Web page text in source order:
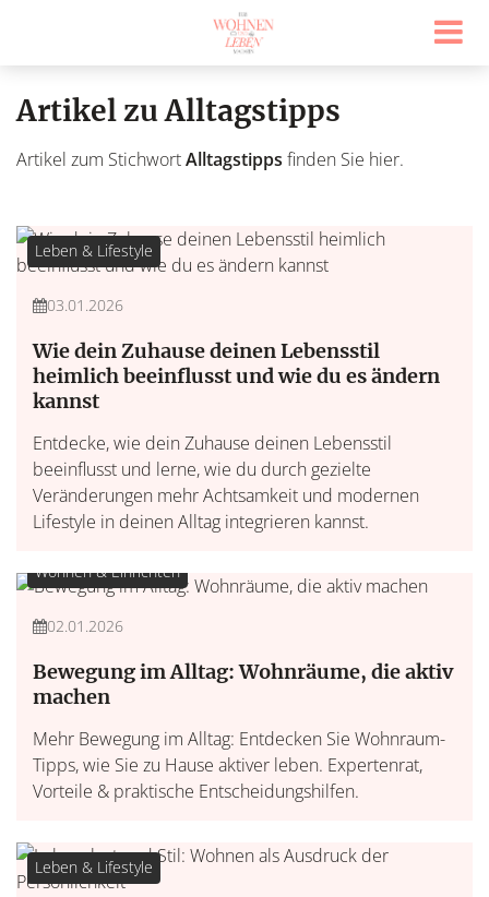
Artikel zu Alltagstipps
Artikel zum StichwortAlltagstipps finden Sie hier.
Leben & Lifestyle
03.01.2026
Wie dein Zuhause deinen Lebensstil
heimlich beeinflusst und wie du es ändern
kannst
Entdecke, wie dein Zuhause deinen Lebensstil
beeinflusst und lerne, wie du durch gezielte
Veränderungen mehr Achtsamkeit und modernen
Lifestyle in deinen Alltag integrieren kannst.
Wohnen & Einrichten
02.01.2026
Bewegung im Alltag: Wohnräume, die aktiv
machen
Mehr Bewegung im Alltag: Entdecken Sie Wohnraum-
Tipps, wie Sie zu Hause aktiver leben. Expertenrat,
Vorteile & praktische Entscheidungshilfen.
Leben & Lifestyle